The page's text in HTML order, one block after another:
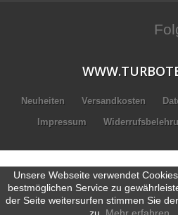
Neuheiten Versandkosten
Impressum
Unsere Webseite verwendet
bestmöglichen Service zu
der Seite weitersurfen stimmen Sie